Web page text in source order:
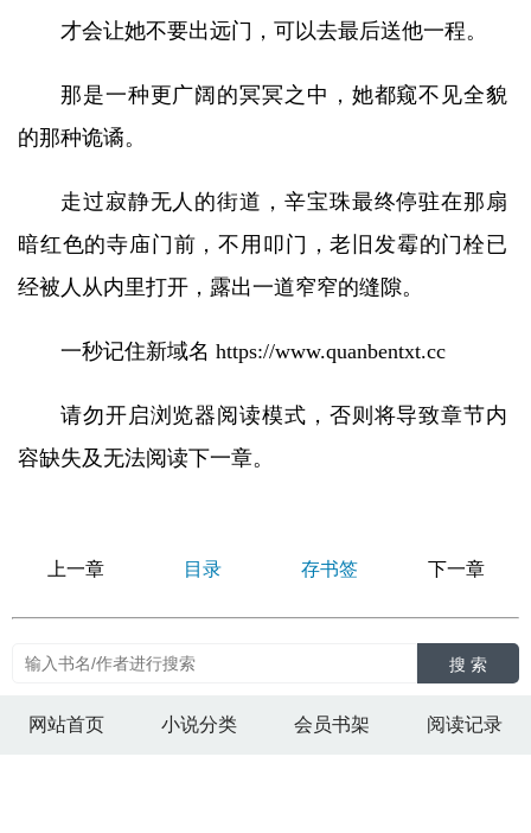
才会让她不要出远门，可以去最后送他一程。
那是一种更广阔的冥冥之中，她都窥不见全貌
的那种诡谲。
走过寂静无人的街道，辛宝珠最终停驻在那扇
暗红色的寺庙门前，不用叩门，老旧发霉的门栓已
经被人从内里打开，露出一道窄窄的缝隙。
一秒记住新域名 https://www.quanbentxt.cc
请勿开启浏览器阅读模式，否则将导致章节内
容缺失及无法阅读下一章。
上一章 目录 存书签 下一章
搜 索
网站首页 小说分类 会员书架 阅读记录